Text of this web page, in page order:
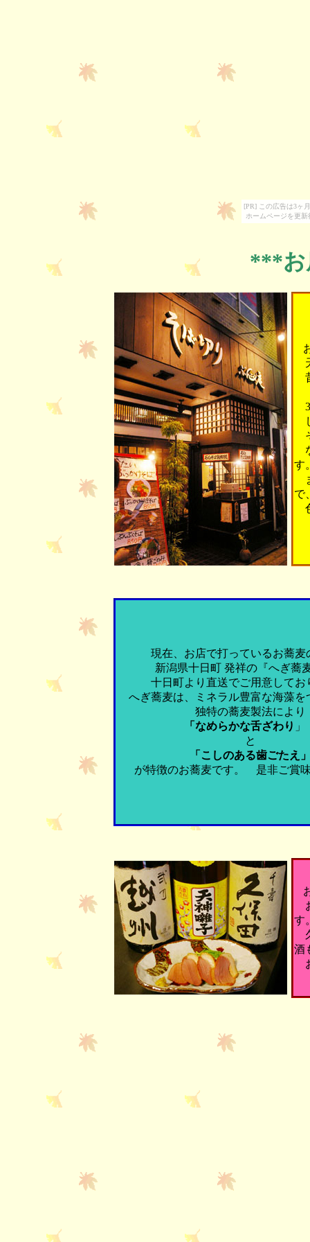
[PR] この広告は3ヶ
ホームページを更
***お
3
す
で
現在、お店で打っているお蕎
新潟県十日町 発祥の『へぎ蕎
十日町より直送でご用意してお
へぎ蕎麦は、ミネラル豊富な海藻を
独特の蕎麦製法により
「なめらかな舌ざわり
と
「こしのある歯ごたえ
が特徴のお蕎麦です。 是非ご賞
す
酒